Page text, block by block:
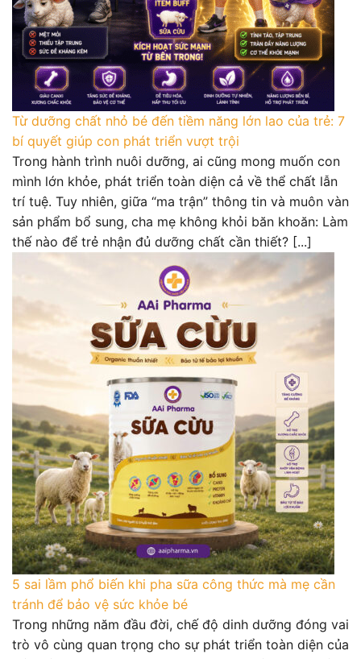
Từ dưỡng chất nhỏ bé đến tiềm năng lớn lao của trẻ: 7
bí quyết giúp con phát triển vượt trội
Trong hành trình nuôi dưỡng, ai cũng mong muốn con
mình lớn khỏe, phát triển toàn diện cả về thể chất lẫn
trí tuệ. Tuy nhiên, giữa “ma trận” thông tin và muôn vàn
sản phẩm bổ sung, cha mẹ không khỏi băn khoăn: Làm
thế nào để trẻ nhận đủ dưỡng chất cần thiết? [...]
5 sai lầm phổ biến khi pha sữa công thức mà mẹ cần
tránh để bảo vệ sức khỏe bé
Trong những năm đầu đời, chế độ dinh dưỡng đóng vai
trò vô cùng quan trọng cho sự phát triển toàn diện của